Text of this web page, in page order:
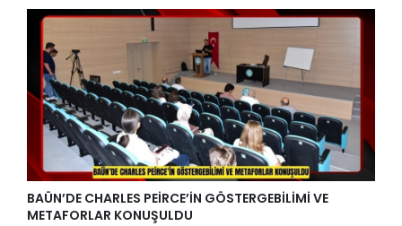
BAÜN’DE CHARLES PEİRCE’İN GÖSTERGEBİLİMİ VE
METAFORLAR KONUŞULDU